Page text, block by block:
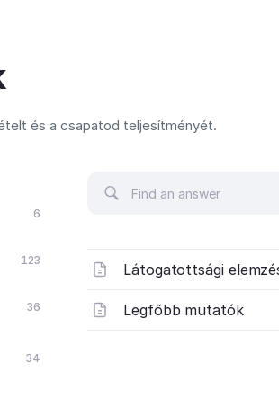
és a csapatod teljesítményét.
6
123
36
34
Látogatottsági
Legfőbb mutatók